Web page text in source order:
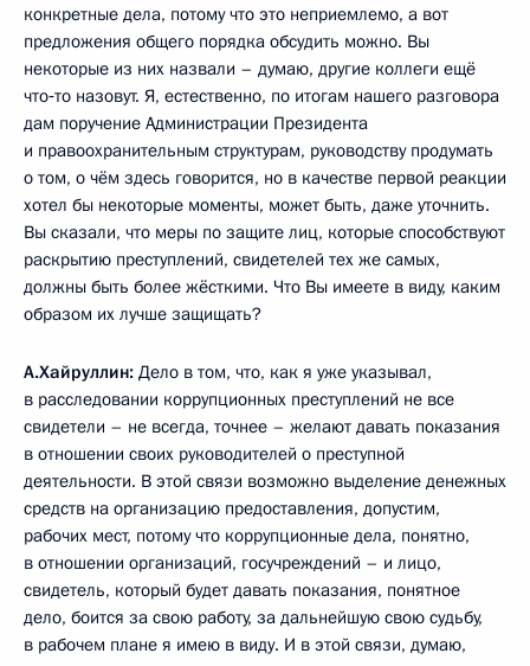
конкретные дела, потому что это неприемлемо, а вот
предложения общего порядка обсудить можно. Вы
некоторые из них назвали – думаю, другие коллеги ещё
что‑то назовут. Я, естественно, по итогам нашего разговора
дам поручение Администрации Президента
и правоохранительным структурам, руководству продумать
о том, о чём здесь говорится, но в качестве первой реакции
хотел бы некоторые моменты, может быть, даже уточнить.
Вы сказали, что меры по защите лиц, которые способствуют
раскрытию преступлений, свидетелей тех же самых,
должны быть более жёсткими. Что Вы имеете в виду, каким
образом их лучше защищать?
А.Хайруллин: Дело в том, что, как я уже указывал,
в расследовании коррупционных преступлений не все
свидетели – не всегда, точнее – желают давать показания
в отношении своих руководителей о преступной
деятельности. В этой связи возможно выделение денежных
средств на организацию предоставления, допустим,
рабочих мест, потому что коррупционные дела, понятно,
в отношении организаций, госучреждений – и лицо,
свидетель, который будет давать показания, понятное
дело, боится за свою работу, за дальнейшую свою судьбу,
в рабочем плане я имею в виду. И в этой связи, думаю,